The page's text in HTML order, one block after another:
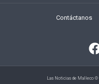
Contáctanos
Las Noticias de Malleco ©